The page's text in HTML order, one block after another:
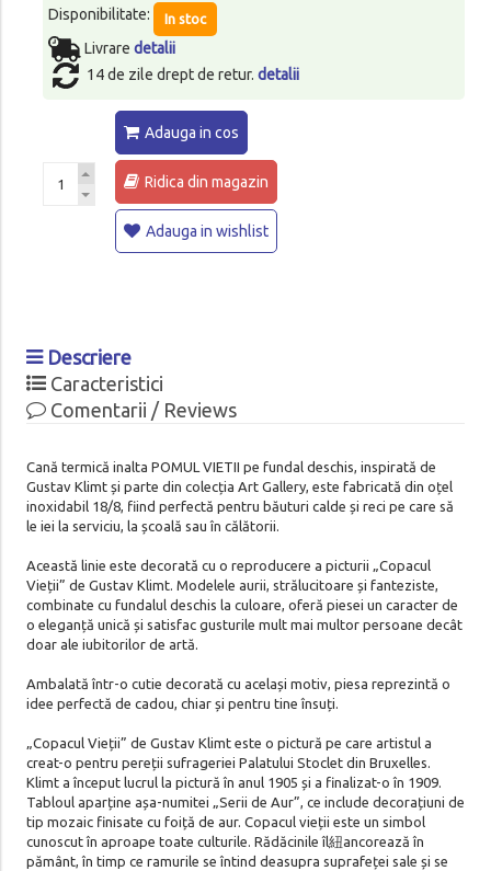
Disponibilitate:
In stoc
Livrare detalii
14 de zile drept de retur. detalii
Adauga in cos
Ridica din magazin
Adauga in wishlist
Descriere
Caracteristici
Comentarii / Reviews
Cană termică inalta POMUL VIETII pe fundal deschis, inspirată de
Gustav Klimt și parte din colecția Art Gallery, este fabricată din oțel
inoxidabil 18/8, fiind perfectă pentru băuturi calde și reci pe care să
le iei la serviciu, la școală sau în călătorii.
Această linie este decorată cu o reproducere a picturii „Copacul
Vieții” de Gustav Klimt. Modelele aurii, strălucitoare și fanteziste,
combinate cu fundalul deschis la culoare, oferă piesei un caracter de
o eleganță unică și satisfac gusturile mult mai multor persoane decât
doar ale iubitorilor de artă.
Ambalată într-o cutie decorată cu același motiv, piesa reprezintă o
idee perfectă de cadou, chiar și pentru tine însuți.
„Copacul Vieții” de Gustav Klimt este o pictură pe care artistul a
creat-o pentru pereții sufrageriei Palatului Stoclet din Bruxelles.
Klimt a început lucrul la pictură în anul 1905 și a finalizat-o în 1909.
Tabloul aparține așa-numitei „Serii de Aur”, ce include decorațiuni de
tip mozaic finisate cu foiță de aur. Copacul vieții este un simbol
cunoscut în aproape toate culturile. Rădăcinile îl紐ancorează în
pământ, în timp ce ramurile se întind deasupra suprafeței sale și se